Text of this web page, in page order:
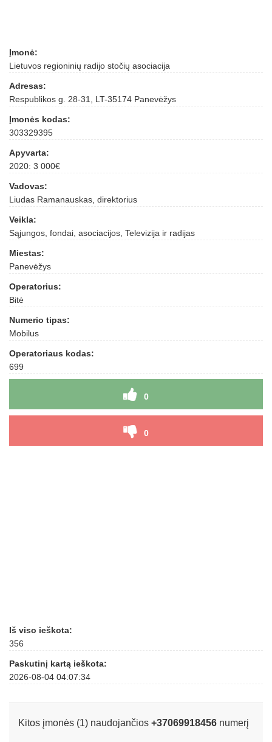
Įmonė:
Lietuvos regioninių radijo stočių asociacija
Adresas:
Respublikos g. 28-31, LT-35174 Panevėžys
Įmonės kodas:
303329395
Apyvarta:
2020: 3 000€
Vadovas:
Liudas Ramanauskas, direktorius
Veikla:
Sąjungos, fondai, asociacijos, Televizija ir radijas
Miestas:
Panevėžys
Operatorius:
Bitė
Numerio tipas:
Mobilus
Operatoriaus kodas:
699
0
0
Iš viso ieškota:
356
Paskutinį kartą ieškota:
2026-08-04 04:07:34
Kitos įmonės (1) naudojančios +37069918456 numerį